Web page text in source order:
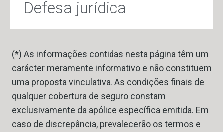
Defesa jurídica
(*) As informações contidas nesta página têm um
carácter meramente informativo e não constituem
uma proposta vinculativa. As condições finais de
qualquer cobertura de seguro constam
exclusivamente da apólice específica emitida. Em
caso de discrepância, prevalecerão os termos e